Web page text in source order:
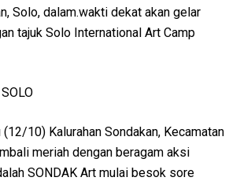
Solo, dalam.wakti dekat akan gelar
tajuk Solo International Art Camp
10) Kalurahan Sondakan, Kecamatan
meriah dengan beragam aksi
SONDAK Art mulai besok sore